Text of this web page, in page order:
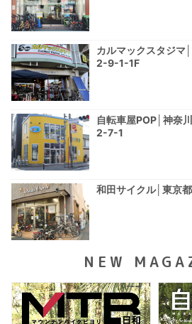
カルマックスタジマ
2-9-1-1F
自転車屋POP│神奈
2-7-1
和田サイクル│東京
NEW